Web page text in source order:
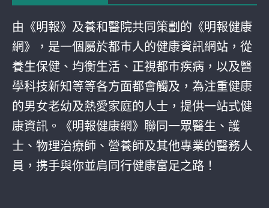
由《明報》及養和醫院共同策劃的《明報健康
網》，是一個屬於都巿人的健康資訊網站，從
養生保健、均衡生活、正視都巿疾病，以及醫
學科技新知等等各方面都會觸及，為注重健康
的男女老幼及熱愛家庭的人士，提供一站式健
康資訊。《明報健康網》聯同一眾醫生、護
士、物理治療師、營養師及其他專業的醫務人
員，携手與你並肩同行健康富足之路！